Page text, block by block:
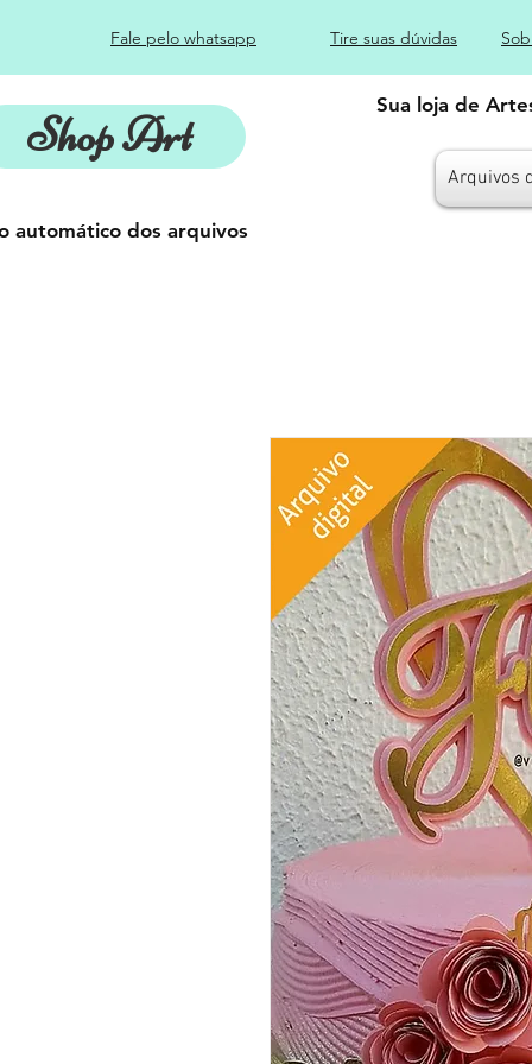
Fale pelo whatsapp Tire suas dúvidas
Shop Art
Sua loja de
Arquivos
automático dos arquivos